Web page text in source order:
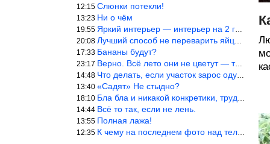
12:15 Слюнки потекли!
13:23 Ни о чём
19:55 Яркий интерьер — интерьер на 2 года! Человек должен отдыхать в с
20:08 Лучший способ не переварить яйцо — довести его до кипения и выкл
17:33 Бананы будут?
23:17 Верно. Всё лето они не цветут — только в его начале. Достаточно
14:48 Что делать, если участок зарос одуванчиками — ничего.
13:40 «Садят» Не стыдно?
18:10 Бла бла и никакой конкретики, трудно указать наименование рекоме
14:44 Всё то так, если не лень.
13:55 Полная лажа!
12:35 К чему на последнем фото над телевизором две полки? Делают интер